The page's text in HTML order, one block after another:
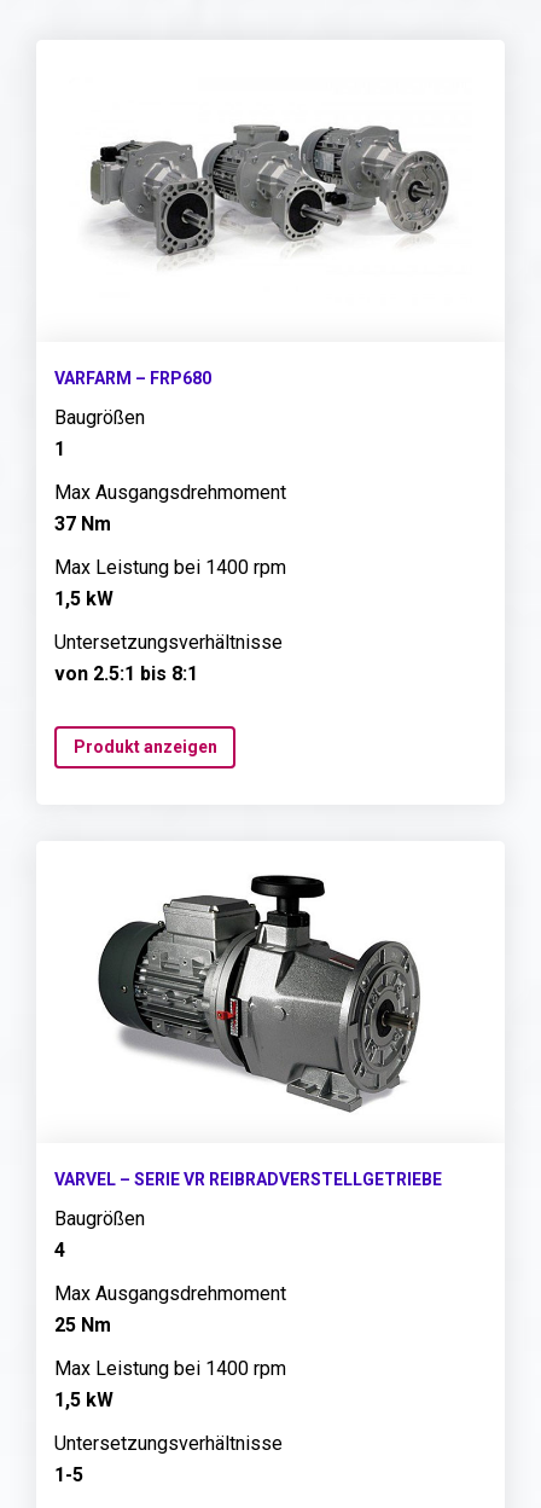
VARFARM – FRP680
Baugrößen
1
Max Ausgangsdrehmoment
37 Nm
Max Leistung bei 1400 rpm
1,5 kW
Untersetzungsverhältnisse
von 2.5:1 bis 8:1
Produkt anzeigen
VARVEL – SERIE VR REIBRADVERSTELLGETRIEBE
Baugrößen
4
Max Ausgangsdrehmoment
25 Nm
Max Leistung bei 1400 rpm
1,5 kW
Untersetzungsverhältnisse
1-5